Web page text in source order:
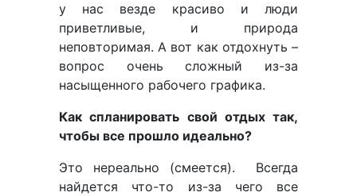
у нас везде красиво и люди
приветливые, и природа
неповторимая. А вот как отдохнуть –
вопрос очень сложный из-за
насыщенного рабочего графика.
Как спланировать свой отдых так,
чтобы все прошло идеально?
Это нереально (смеется). Всегда
найдется что-то из-за чего все